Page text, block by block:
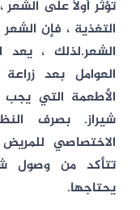
تؤثر أولاً على
التغذية ، فإن
الشعر.لذلك ، يعد
العوامل بعد
الأطعمة التي يجب
شيراز. بصرف
الاختصاصي
تتأكد من وصول
يحتاجها.